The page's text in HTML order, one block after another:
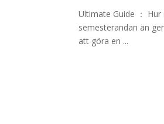
Ultimate Guide ：
semesterandan än
att göra en ...